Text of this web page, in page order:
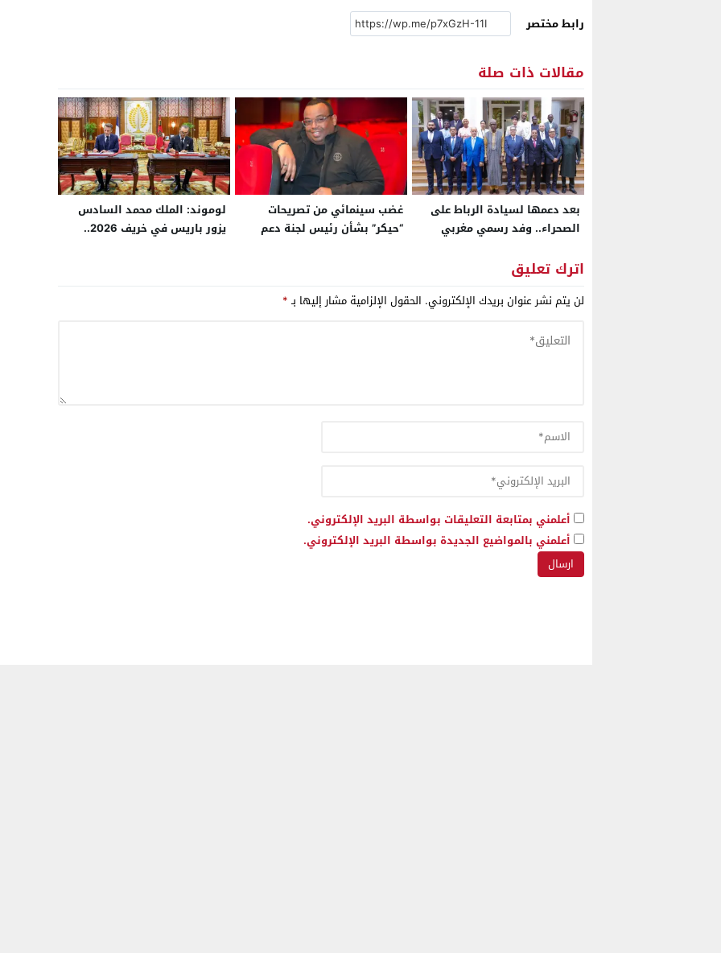
رابط مختصر
مقالات ذات صلة
بعد دعمها لسيادة الرباط على
الصحراء.. وفد رسمي مغربي
والكهرباء في باماكو لبدء مرحلة
جديدة من التعاون
غضب سينمائي من تصريحات
“حيكر” بشأن رئيس لجنة دعم
لوموند: الملك محمد السادس
يزور باريس في خريف 2026..
اترك تعليق
لن يتم نشر عنوان بريدك الإلكتروني. الحقول الإلزامية مشار إليها بـ*
أعلمني بمتابعة التعليقات بواسطة البريد الإلكتروني.
أعلمني بالمواضيع الجديدة بواسطة البريد الإلكتروني.